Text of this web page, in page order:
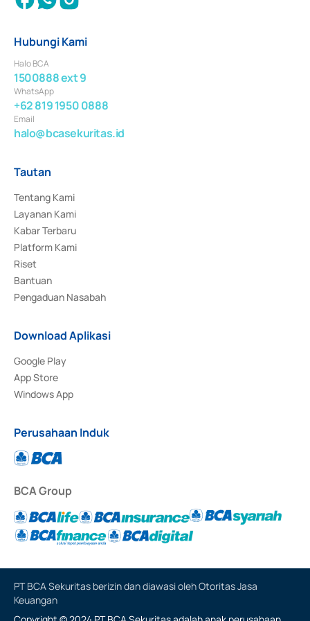
Hubungi Kami
Halo BCA
1500888 ext 9
WhatsApp
+62 819 1950 0888
Email
halo@bcasekuritas.id
Tautan
Tentang Kami
Layanan Kami
Kabar Terbaru
Platform Kami
Riset
Bantuan
Pengaduan Nasabah
Download Aplikasi
Google Play
App Store
Windows App
Perusahaan Induk
BCA Group
PT BCA Sekuritas berizin dan diawasi oleh Otoritas Jasa
Keuangan